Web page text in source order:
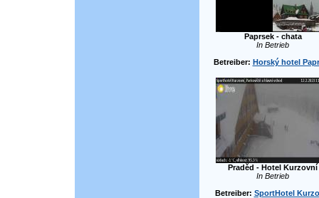
Paprsek - chata
In Betrieb
Betreiber: Horský hotel
Praděd - Hotel Kurzovní
In Betrieb
Betreiber: SportHotel